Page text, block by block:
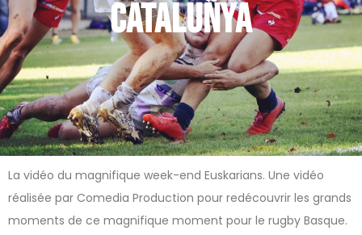
CataluÑya
La vidéo du magnifique week-end Euskarians. Une vidéo
réalisée par Comedia Production pour redécouvrir les grands
moments de ce magnifique moment pour le rugby Basque.